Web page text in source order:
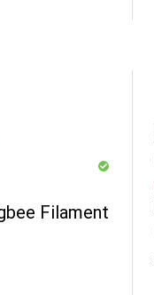
Filament